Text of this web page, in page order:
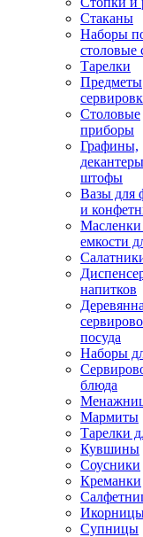
Стаканы
Наборы
столовые
Тарелки
Предметы
Столовые
приборы
Графины,
штофы
Вазы для
и
Масленки
емкости
напитков
посуда
Наборы
блюда
Мармиты
Тарелки
Кувшины
Соусники
Креманки
Супницы